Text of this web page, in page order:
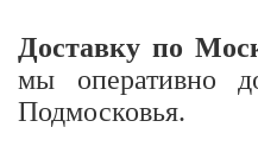
Доставку по
мы оперативно
Подмосковья.